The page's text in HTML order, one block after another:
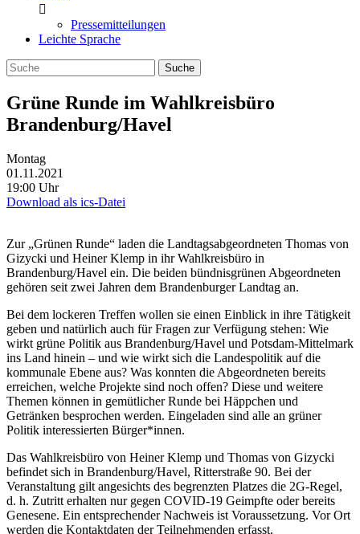
Pressemitteilungen
Leichte Sprache
Grüne Runde im Wahlkreisbüro
Brandenburg/Havel
Montag
01.11.2021
19:00 Uhr
Download als ics-Datei
Zur „Grünen Runde“ laden die Landtagsabgeordneten Thomas von
Gizycki und Heiner Klemp in ihr Wahlkreisbüro in
Brandenburg/Havel ein. Die beiden bündnisgrünen Abgeordneten
gehören seit zwei Jahren dem Brandenburger Landtag an.
Bei dem lockeren Treffen wollen sie einen Einblick in ihre Tätigkeit
geben und natürlich auch für Fragen zur Verfügung stehen: Wie
wirkt grüne Politik aus Brandenburg/Havel und Potsdam-Mittelmark
ins Land hinein – und wie wirkt sich die Landespolitik auf die
kommunale Ebene aus? Was konnten die Abgeordneten bereits
erreichen, welche Projekte sind noch offen? Diese und weitere
Themen können in gemütlicher Runde bei Häppchen und
Getränken besprochen werden. Eingeladen sind alle an grüner
Politik interessierten Bürger*innen.
Das Wahlkreisbüro von Heiner Klemp und Thomas von Gizycki
befindet sich in Brandenburg/Havel, Ritterstraße 90. Bei der
Veranstaltung gilt angesichts des begrenzten Platzes die 2G-Regel,
d. h. Zutritt erhalten nur gegen COVID-19 Geimpfte oder bereits
Genesene. Ein entsprechender Nachweis ist Voraussetzung. Vor Ort
werden die Kontaktdaten der Teilnehmenden erfasst.